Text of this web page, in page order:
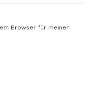
Browser für meinen